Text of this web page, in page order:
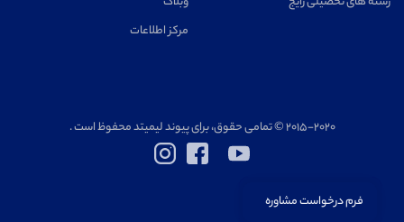
مرکز اطلاعات
۲۰۱۵-۲۰۲۰ © تمامی حقوق، برای پیوند لیمیتد محفوظ است .
فرم درخواست مشاوره